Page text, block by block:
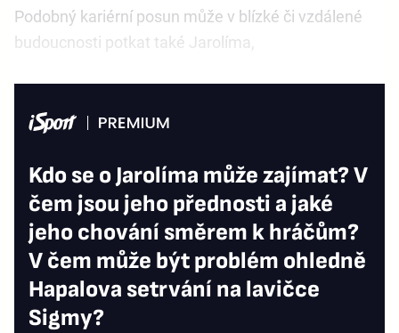
Podobný kariérní posun může v blízké či vzdálené
budoucnosti potkat také Jarolíma,
Kdo se o Jarolíma může zajímat? V
čem jsou jeho přednosti a jaké
jeho chování směrem k hráčům?
V čem může být problém ohledně
Hapalova setrvání na lavičce
Sigmy?